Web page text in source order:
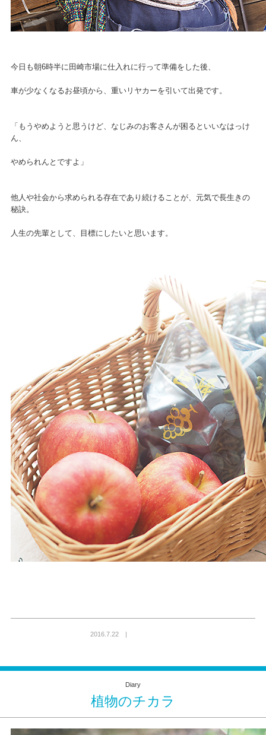
今日も朝6時半に田崎市場に仕入れに行って準備をした後、
車が少なくなるお昼頃から、重いリヤカーを引いて出発です。
「もうやめようと思うけど、なじみのお客さんが困るといいなはっけ
ん、
やめられんとですよ」
他人や社会から求められる存在であり続けることが、元気で長生きの
秘訣。
人生の先輩として、目標にしたいと思います。
2016.7.22 |
植物のチカラ
Diary